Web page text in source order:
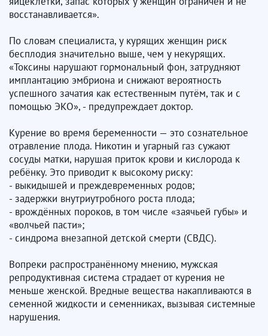
восстанавливается».
По словам специалиста, у курящих женщин риск
бесплодия значительно выше, чем у некурящих.
«Токсины нарушают гормональный фон, затрудняют
имплантацию эмбриона и снижают вероятность
успешного зачатия как естественным путём, так и с
помощью ЭКО», - предупреждает доктор.
Курение во время беременности — это сознательное
отравление плода. Никотин и угарный газ сужают
сосуды матки, нарушая приток крови и кислорода к
ребёнку. Это приводит к высокому риску:
- выкидышей и преждевременных родов;
- задержки внутриутробного роста плода;
- врождённых пороков, в том числе «заячьей губы» и
«волчьей пасти»;
- синдрома внезапной детской смерти (СВДС).
Вопреки распространённому мнению, мужская
репродуктивная система страдает от курения не
меньше женской. Вредные вещества накапливаются в
семенной жидкости и семенниках, вызывая системные
нарушения.